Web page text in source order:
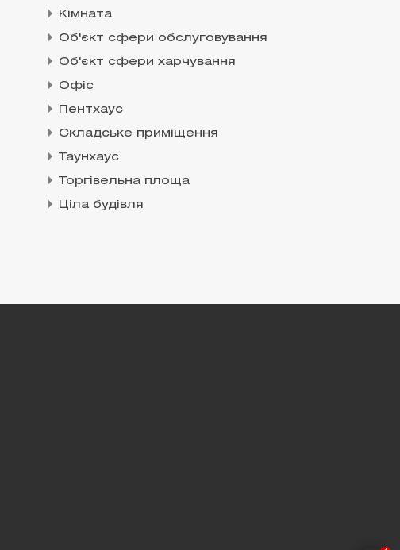
Кімната
Об'єкт сфери обслуговування
Об'єкт сфери харчування
Офіс
Пентхаус
Складське приміщення
Таунхаус
Торгівельна площа
Ціла будівля